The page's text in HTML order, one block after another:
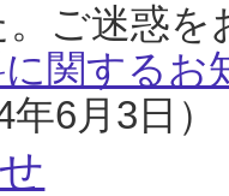
。ご迷惑
関するお
6月3日）